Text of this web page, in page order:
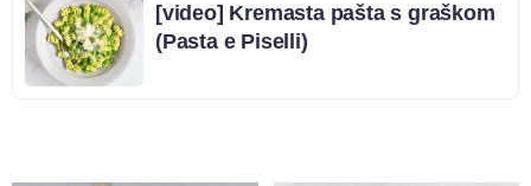
[video] Kremasta pašta s graškom
(Pasta e Piselli)